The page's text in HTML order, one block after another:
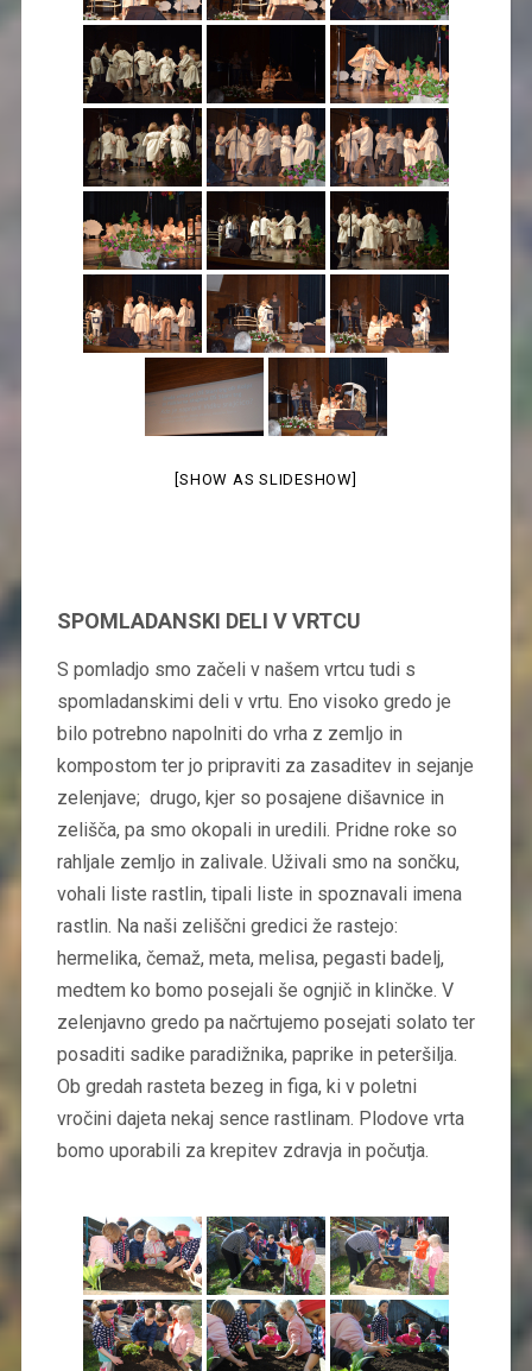
[SHOW AS SLIDESHOW]
SPOMLADANSKI DELI V VRTCU
S pomladjo smo začeli v našem vrtcu tudi s
spomladanskimi deli v vrtu. Eno visoko gredo je
bilo potrebno napolniti do vrha z zemljo in
kompostom ter jo pripraviti za zasaditev in sejanje
zelenjave; drugo, kjer so posajene dišavnice in
zelišča, pa smo okopali in uredili. Pridne roke so
rahljale zemljo in zalivale. Uživali smo na sončku,
vohali liste rastlin, tipali liste in spoznavali imena
rastlin. Na naši zeliščni gredici že rastejo:
hermelika, čemaž, meta, melisa, pegasti badelj,
medtem ko bomo posejali še ognjič in klinčke. V
zelenjavno gredo pa načrtujemo posejati solato ter
posaditi sadike paradižnika, paprike in peteršilja.
Ob gredah rasteta bezeg in figa, ki v poletni
vročini dajeta nekaj sence rastlinam. Plodove vrta
bomo uporabili za krepitev zdravja in počutja.